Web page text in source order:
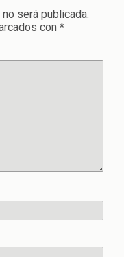
será publicada.
con *